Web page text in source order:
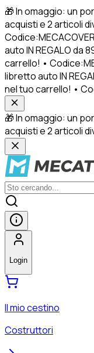
🎁 In omaggio: un
acquisti e 2 articoli
auto IN REGALO da
carrello! •
libretto auto IN
nel tuo carrello! •
🎁 In omaggio: un
acquisti e 2 articoli
Login
Il mio cestino
Costruttori